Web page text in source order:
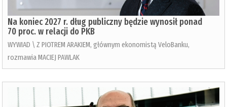
Na koniec 2027 r. dług publiczny będzie wynosił ponad
70 proc. w relacji do PKB
WYWIAD \ Z PIOTREM ARAKIEM, głównym ekonomistą VeloBanku,
rozmawia MACIEJ PAWLAK